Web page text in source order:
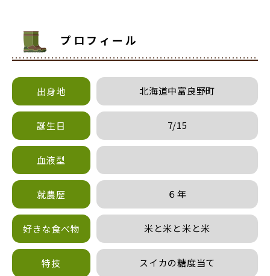
プロフィール
出身地 北海道中富良野町
誕生日 7/15
血液型
就農歴 ６年
好きな食べ物 米と米と米と米
特技 スイカの糖度当て